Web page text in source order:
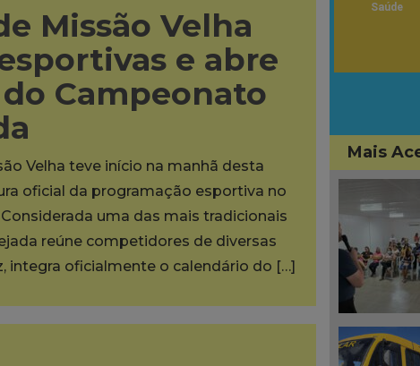
Missão Velha
e abre
Campeonato
Velha teve início na manhã desta
oficial da programação esportiva no
uma das mais tradicionais
reúne competidores de diversas
integra oficialmente o calendário do […]
Saúde
Mais